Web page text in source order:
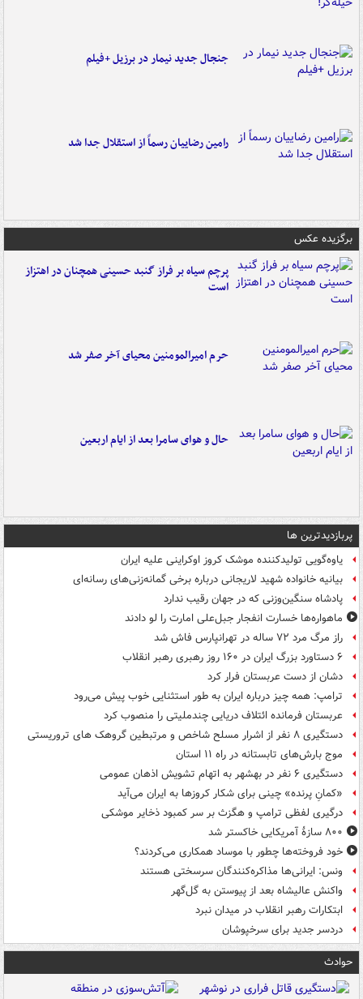
جنجال جدید نیمار در برزیل +فیلم
رامین رضاییان رسماً از استقلال جدا شد
برگزیده عکس
پرچم سیاه بر فراز گنبد حسینی همچنان در اهتزاز
است
حرم امیرالمومنین محیای آخر صفر شد
حال و هوای سامرا بعد از ایام اربعین
پربازدیدترین ها
یاوه‌گویی تولیدکننده موشک کروز اوکراینی علیه ایران
بیانیه خانواده شهید لاریجانی درباره برخی گمانه‌زنی‌های رسانه‌ای
پادشاه سنگین‌وزنی که در جهان رقیب ندارد
ماهواره‌ها خسارت انفجار جبل‌علی امارت را لو دادند
راز مرگ مرد ۷۲ ساله در تهرانپارس فاش شد
۶ دستاورد بزرگ ایران در ۱۶۰ روز رهبری رهبر انقلاب
دشان از دست عربستان فرار کرد
ترامپ: همه چیز درباره ایران به طور استثنایی خوب پیش می‌رود
عربستان فرمانده ائتلاف دریایی چندملیتی را منصوب کرد
دستگیری ۸ نفر از اشرار مسلح شاخص و مرتبطین گروهک های تروریستی
موج بارش‌های تابستانه در راه ۱۱ استان
دستگیری ۶ نفر در بهشهر به اتهام تشویش اذهان عمومی
«کمانِ پرنده» چینی برای شکار کروزها به ایران می‌آید
درگیری لفظی ترامپ و هگزث بر سر کمبود ذخایر موشکی
۸۰۰ سازۀ آمریکایی خاکستر شد
خود فروخته‌ها چطور با موساد همکاری می‌کردند؟
ونس: ایرانی‌ها مذاکره‌کنندگان سرسختی هستند
واکنش عالیشاه بعد از پیوستن به گل‌گهر
ابتکارات رهبر انقلاب در میدان نبرد
دردسر جدید برای سرخپوشان
حوادث